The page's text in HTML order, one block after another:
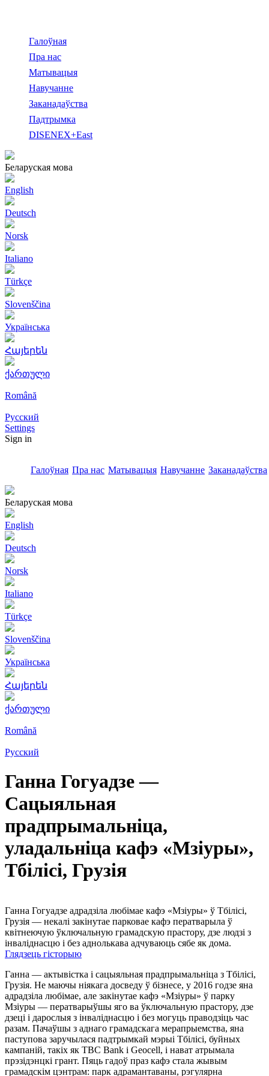
Галоўная
Пра нас
Матывацыя
Навучанне
Заканадаўства
Падтрымка
DISENEX+East
Беларуская мова
English
Deutsch
Norsk
Italiano
Türkçe
Slovenščina
Українська
Հայերեն
ქართული
Română
Русский
Settings
Sign in
Галоўная Пра нас Матывацыя Навучанне Заканадаўства
Беларуская мова
English
Deutsch
Norsk
Italiano
Türkçe
Slovenščina
Українська
Հայերեն
ქართული
Română
Русский
Ганна Гогуадзе —
Сацыяльная
прадпрымальніца,
уладальніца кафэ «Мзіуры»,
Тбілісі, Грузія
Ганна Гогуадзе адрадзіла любімае кафэ «Мзіуры» ў Тбілісі,
Грузія — некалі закінутае парковае кафэ ператварыла ў
квітнеючую ўключальную грамадскую прастору, дзе людзі з
інваліднасцю і без аднолькава адчуваюць сябе як дома.
Глядзець гісторыю
Ганна — актывістка і сацыяльная прадпрымальніца з Тбілісі,
Грузія. Не маючы ніякага досведу ў бізнесе, у 2016 годзе яна
адрадзіла любімае, але закінутае кафэ «Мзіуры» ў парку
Мзіуры — ператварыўшы яго ва ўключальную прастору, дзе
дзеці і дарослыя з інваліднасцю і без могуць праводзіць час
разам. Пачаўшы з аднаго грамадскага мерапрыемства, яна
паступова заручылася падтрымкай мэрыі Тбілісі, буйных
кампаній, такіх як TBC Bank і Geocell, і нават атрымала
прэзідэнцкі грант. Пяць гадоў праз кафэ стала жывым
грамадскім цэнтрам: парк адрамантаваны, рэгулярна